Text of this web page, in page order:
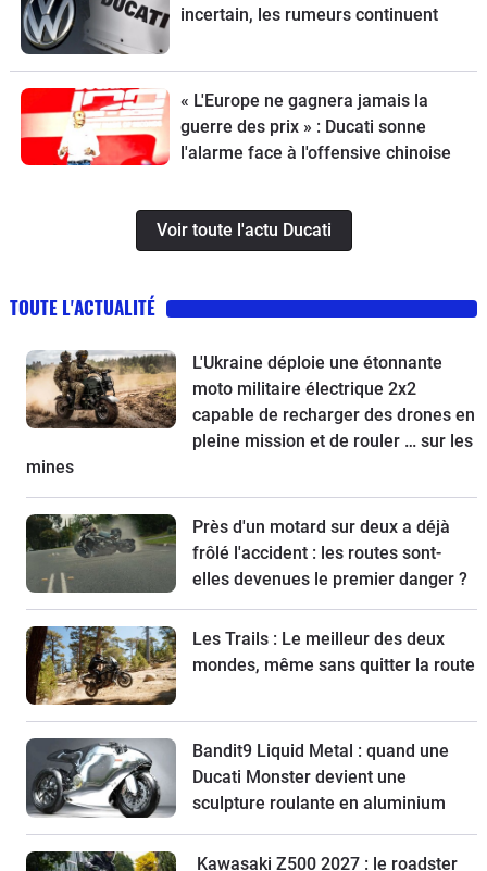
incertain, les rumeurs continuent
« L'Europe ne gagnera jamais la
guerre des prix » : Ducati sonne
l'alarme face à l'offensive chinoise
Voir toute l'actu Ducati
TOUTE L'ACTUALITÉ
L'Ukraine déploie une étonnante
moto militaire électrique 2x2
capable de recharger des drones en
pleine mission et de rouler … sur les
mines
Près d'un motard sur deux a déjà
frôlé l'accident : les routes sont-
elles devenues le premier danger ?
Les Trails : Le meilleur des deux
mondes, même sans quitter la route
Bandit9 Liquid Metal : quand une
Ducati Monster devient une
sculpture roulante en aluminium
Kawasaki Z500 2027 : le roadster